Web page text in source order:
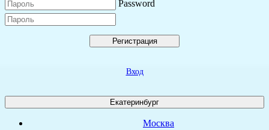
Password
Регистрация
Вход
Екатеринбург
Москва